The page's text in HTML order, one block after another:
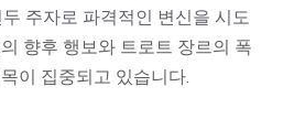
두 주자로 파격적인 변신을 시도
향후 행보와 트로트 장르의 폭
이 집중되고 있습니다.